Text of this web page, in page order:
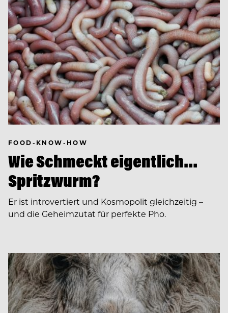
FOOD-KNOW-HOW
Wie Schmeckt eigentlich…
Spritzwurm?
Er ist introvertiert und Kosmopolit gleichzeitig –
und die Geheimzutat für perfekte Pho.